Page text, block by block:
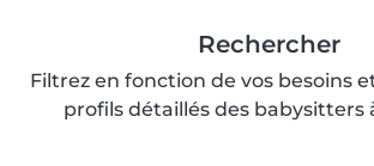
Rechercher
Filtrez en fonction de vos besoins
profils détaillés des babysitters